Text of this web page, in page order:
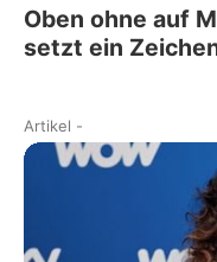
Oben ohne auf
setzt ein
Artikel -